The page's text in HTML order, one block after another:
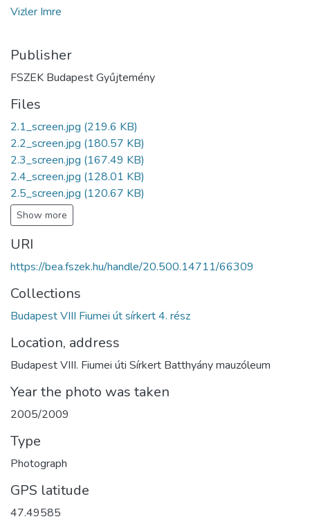
Vizler Imre
Publisher
FSZEK Budapest Gyűjtemény
Files
2.1_screen.jpg (219.6 KB)
2.2_screen.jpg (180.57 KB)
2.3_screen.jpg (167.49 KB)
2.4_screen.jpg (128.01 KB)
2.5_screen.jpg (120.67 KB)
Show more
URI
https://bea.fszek.hu/handle/20.500.14711/66309
Collections
Budapest VIII Fiumei út sírkert 4. rész
Location, address
Budapest VIII. Fiumei úti Sírkert Batthyány mauzóleum
Year the photo was taken
2005/2009
Type
Photograph
GPS latitude
47.49585